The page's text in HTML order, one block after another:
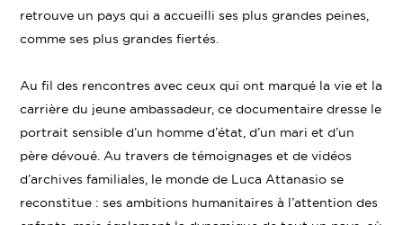
retrouve un pays qui a accueilli ses plus grandes peines,
comme ses plus grandes fiertés.
Au fil des rencontres avec ceux qui ont marqué la vie et la
carrière du jeune ambassadeur, ce documentaire dresse le
portrait sensible d’un homme d’état, d’un mari et d’un
père dévoué. Au travers de témoignages et de vidéos
d’archives familiales, le monde de Luca Attanasio se
reconstitue : ses ambitions humanitaires à l’attention des